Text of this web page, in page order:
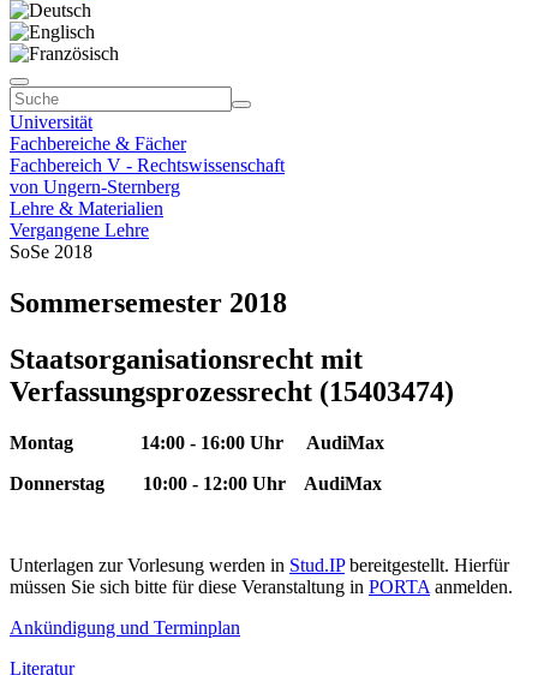
Universität
Fachbereiche & Fächer
Fachbereich V - Rechtswissenschaft
von Ungern-Sternberg
Lehre & Materialien
Vergangene Lehre
SoSe 2018
Sommersemester 2018
Staatsorganisationsrecht mit
Verfassungsprozessrecht (15403474)
Montag 14:00 - 16:00 Uhr AudiMax
Donnerstag 10:00 - 12:00 Uhr AudiMax
Unterlagen zur Vorlesung werden in Stud.IPbereitgestellt. Hierfür
müssen Sie sich bitte für diese Veranstaltung in PORTA anmelden.
Ankündigung und Terminplan
Literatur